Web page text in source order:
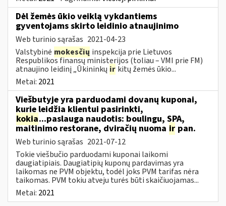
Dėl žemės ūkio veiklą vykdantiems
gyventojams skirto leidinio atnaujinimo
Web turinio sąrašas 2021-04-23
Valstybinė mokesčių inspekcija prie Lietuvos
Respublikos finansų ministerijos (toliau – VMI prie FM)
atnaujino leidinį „Ūkininkų ir kitų žemės ūkio...
Metai: 2021
Viešbutyje yra parduodami dovanų kuponai,
kurie leidžia klientui pasirinkti,
kokia...paslauga naudotis: boulingu, SPA,
maitinimo restorane, dviračių nuoma ir pan.
Web turinio sąrašas 2021-07-12
Tokie viešbučio parduodami kuponai laikomi
daugiatipiais. Daugiatipių kuponų pardavimas yra
laikomas ne PVM objektu, todėl joks PVM tarifas nėra
taikomas. PVM tokiu atveju turės būti skaičiuojamas...
Metai: 2021